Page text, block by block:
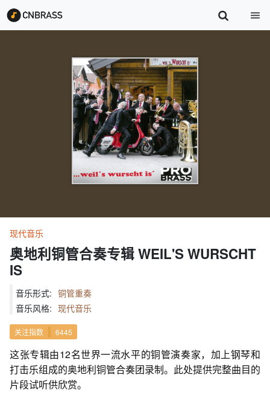
现代音乐
奥地利铜管合奏专辑 WEIL'S WURSCHT
IS
音乐形式: 铜管重奏
音乐风格: 现代音乐
关注指数 6445
这张专辑由12名世界一流水平的铜管演奏家，加上钢琴和
打击乐组成的奥地利铜管合奏团录制。此处提供完整曲目的
片段试听供欣赏。